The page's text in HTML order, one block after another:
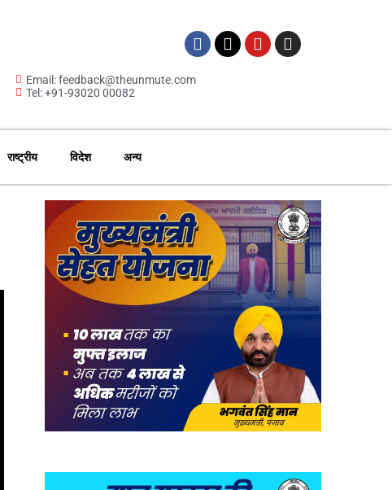
Email: feedback@theunmute.com
Tel: +91-93020 00082
राष्ट्रीय विदेश अन्य